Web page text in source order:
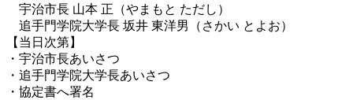
宇治市長 山本 正（やまもと ただし）
追手門学院大学長 坂井 東洋男（さかい とよお）
【当日次第】
・宇治市長あいさつ
・追手門学院大学長あいさつ
・協定書へ署名